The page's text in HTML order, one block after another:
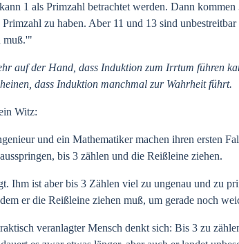
1 als Primzahl betrachtet werden. Dann
zu haben. Aber 11 und 13 sind
muß.'"
auf der Hand, dass Induktion zum Irrtum führen
dass Induktion manchmal zur Wahrheit führt.
Witz:
und ein Mathematiker machen ihren ersten
bis 3 zählen und die Reißleine ziehen.
Ihm ist aber bis 3 Zählen viel zu ungenau und zu
er die Reißleine ziehen muß, um gerade noch
veranlagter Mensch denkt sich: Bis 3 zu